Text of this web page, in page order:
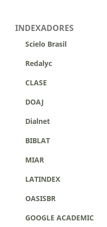
INDEXADORES
Scielo Brasil
Redalyc
CLASE
DOAJ
Dialnet
BIBLAT
MIAR
LATINDEX
OASISBR
GOOGLE ACADEMIC